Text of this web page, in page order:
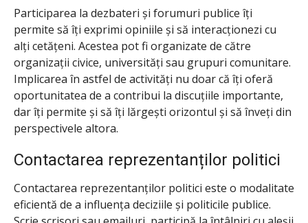
Participarea la dezbateri și forumuri publice îți
permite să îți exprimi opiniile și să interacționezi cu
alți cetățeni. Acestea pot fi organizate de către
organizații civice, universități sau grupuri comunitare.
Implicarea în astfel de activități nu doar că îți oferă
oportunitatea de a contribui la discuțiile importante,
dar îți permite și să îți lărgești orizontul și să înveți din
perspectivele altora.
Contactarea reprezentanților politici
Contactarea reprezentanților politici este o modalitate
eficientă de a influența deciziile și politicile publice.